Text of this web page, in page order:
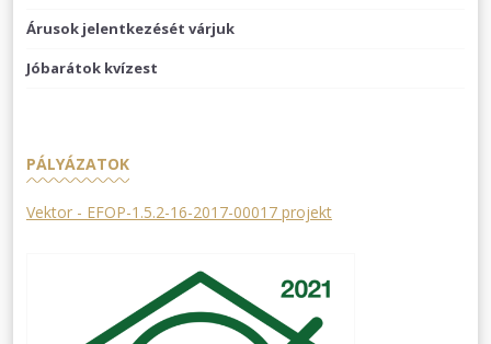
Árusok jelentkezését várjuk
Jóbarátok kvízest
PÁLYÁZATOK
Vektor - EFOP-1.5.2-16-2017-00017 projekt